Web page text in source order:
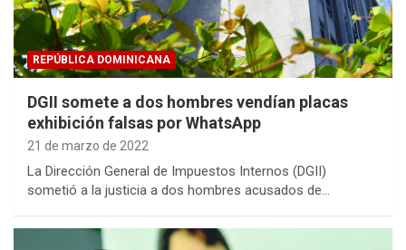
REPÚBLICA DOMINICANA
DGII somete a dos hombres vendían placas
exhibición falsas por WhatsApp
21 de marzo de 2022
La Dirección General de Impuestos Internos (DGII)
sometió a la justicia a dos hombres acusados de…